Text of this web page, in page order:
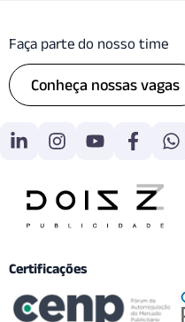
Faça parte do nosso time
Conheça nossas vagas
Certificações